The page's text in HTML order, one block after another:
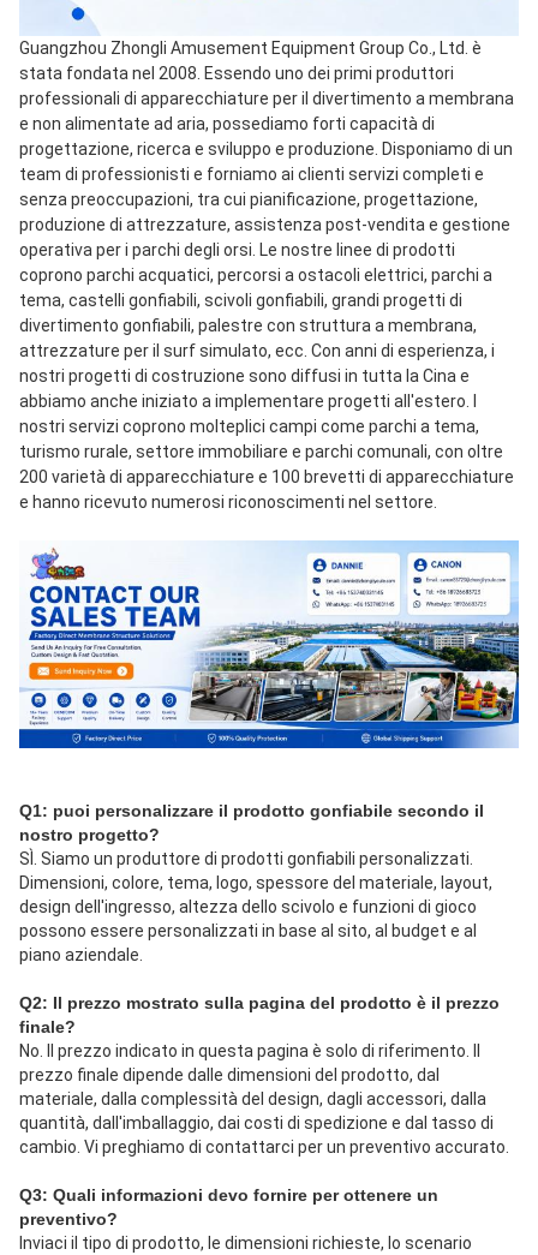
Guangzhou Zhongli Amusement Equipment Group Co., Ltd. è
stata fondata nel 2008. Essendo uno dei primi produttori
professionali di apparecchiature per il divertimento a membrana
e non alimentate ad aria, possediamo forti capacità di
progettazione, ricerca e sviluppo e produzione. Disponiamo di un
team di professionisti e forniamo ai clienti servizi completi e
senza preoccupazioni, tra cui pianificazione, progettazione,
produzione di attrezzature, assistenza post-vendita e gestione
operativa per i parchi degli orsi. Le nostre linee di prodotti
coprono parchi acquatici, percorsi a ostacoli elettrici, parchi a
tema, castelli gonfiabili, scivoli gonfiabili, grandi progetti di
divertimento gonfiabili, palestre con struttura a membrana,
attrezzature per il surf simulato, ecc. Con anni di esperienza, i
nostri progetti di costruzione sono diffusi in tutta la Cina e
abbiamo anche iniziato a implementare progetti all'estero. I
nostri servizi coprono molteplici campi come parchi a tema,
turismo rurale, settore immobiliare e parchi comunali, con oltre
200 varietà di apparecchiature e 100 brevetti di apparecchiature
e hanno ricevuto numerosi riconoscimenti nel settore.
Q1: puoi personalizzare il prodotto gonfiabile secondo il
nostro progetto?
SÌ. Siamo un produttore di prodotti gonfiabili personalizzati.
Dimensioni, colore, tema, logo, spessore del materiale, layout,
design dell'ingresso, altezza dello scivolo e funzioni di gioco
possono essere personalizzati in base al sito, al budget e al
piano aziendale.
Q2: Il prezzo mostrato sulla pagina del prodotto è il prezzo
finale?
No. Il prezzo indicato in questa pagina è solo di riferimento. Il
prezzo finale dipende dalle dimensioni del prodotto, dal
materiale, dalla complessità del design, dagli accessori, dalla
quantità, dall'imballaggio, dai costi di spedizione e dal tasso di
cambio. Vi preghiamo di contattarci per un preventivo accurato.
Q3: Quali informazioni devo fornire per ottenere un
preventivo?
Inviaci il tipo di prodotto, le dimensioni richieste, lo scenario